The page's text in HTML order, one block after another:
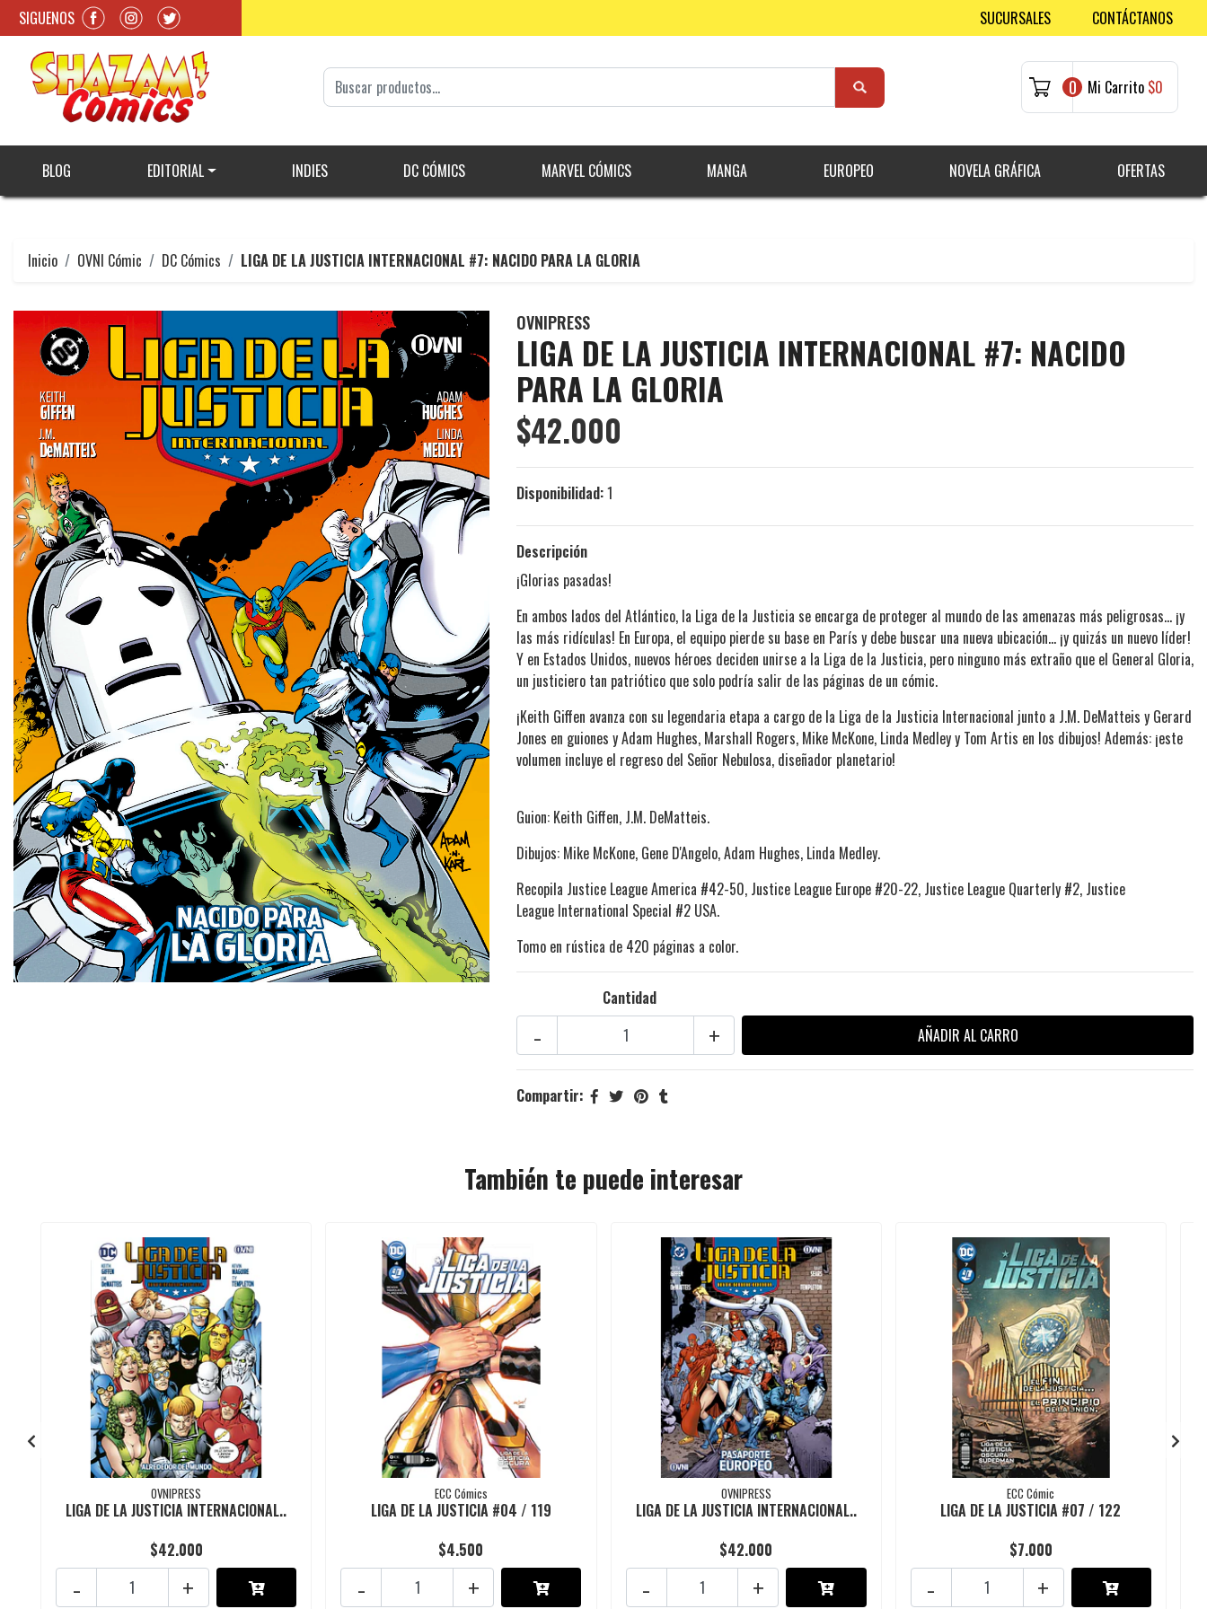
SIGUENOS SUCURSALES CONTÁCTANOS
0 Mi Carrito $0
BLOG EDITORIAL INDIES DC CÓMICS MARVEL CÓMICS MANGA EUROPEO NOVELA GRÁFICA OFERTAS
Inicio OVNI Cómic DC Cómics LIGA DE LA JUSTICIA INTERNACIONAL #7: NACIDO PARA LA GLORIA
OVNIPRESS
LIGA DE LA JUSTICIA INTERNACIONAL #7: NACIDO
PARA LA GLORIA
$42.000
Disponibilidad:1
Descripción
¡Glorias pasadas!
En ambos lados del Atlántico, la Liga de la Justicia se encarga de proteger al mundo de las amenazas más peligrosas... ¡y
las más ridículas! En Europa, el equipo pierde su base en París y debe buscar una nueva ubicación... ¡y quizás un nuevo líder!
Y en Estados Unidos, nuevos héroes deciden unirse a la Liga de la Justicia, pero ninguno más extraño que el General Gloria,
un justiciero tan patriótico que solo podría salir de las páginas de un cómic.
¡Keith Giffen avanza con su legendaria etapa a cargo de la Liga de la Justicia Internacional junto a J.M. DeMatteis y Gerard
Jones en guiones y Adam Hughes, Marshall Rogers, Mike McKone, Linda Medley y Tom Artis en los dibujos! Además: ¡este
volumen incluye el regreso del Señor Nebulosa, diseñador planetario!
Guion: Keith Giffen, J.M. DeMatteis.
Dibujos: Mike McKone, Gene D'Angelo, Adam Hughes, Linda Medley.
Recopila Justice League America #42-50, Justice League Europe #20-22, Justice League Quarterly #2, Justice
League International Special #2 USA.
Tomo en rústica de 420 páginas a color.
Cantidad
+
-
Compartir:
También te puede interesar
OVNIPRESS
LIGA DE LA JUSTICIA INTERNACIONAL..
$42.000
+
-
ECC Cómics
LIGA DE LA JUSTICIA #04 / 119
$4.500
+
-
OVNIPRESS
LIGA DE LA JUSTICIA INTERNACIONAL..
$42.000
+
-
ECC Cómic
LIGA DE LA JUSTICIA #07 / 122
$7.000
+
-